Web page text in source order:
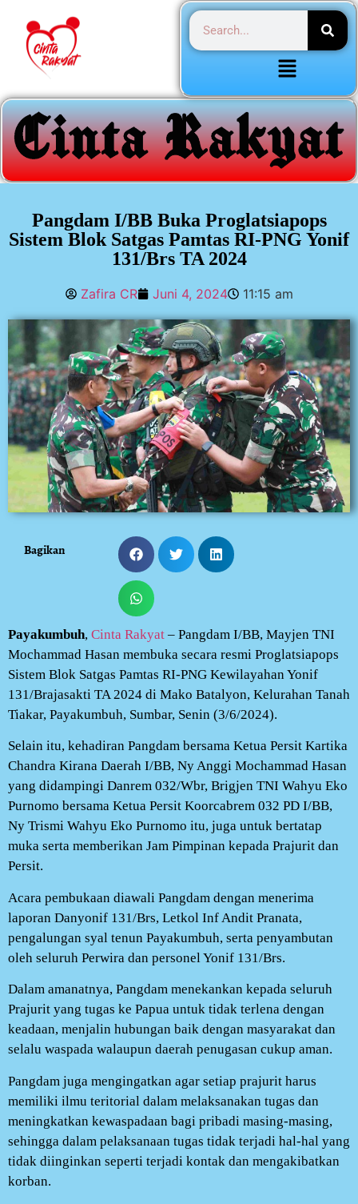
Pangdam I/BB Buka Proglatsiapops
Sistem Blok Satgas Pamtas RI-PNG Yonif
131/Brs TA 2024
Zafira CR Juni 4, 2024 11:15 am
Bagikan
Payakumbuh, Cinta Rakyat – Pangdam I/BB, Mayjen TNI
Mochammad Hasan membuka secara resmi Proglatsiapops
Sistem Blok Satgas Pamtas RI-PNG Kewilayahan Yonif
131/Brajasakti TA 2024 di Mako Batalyon, Kelurahan Tanah
Tiakar, Payakumbuh, Sumbar, Senin (3/6/2024).
Selain itu, kehadiran Pangdam bersama Ketua Persit Kartika
Chandra Kirana Daerah I/BB, Ny Anggi Mochammad Hasan
yang didampingi Danrem 032/Wbr, Brigjen TNI Wahyu Eko
Purnomo bersama Ketua Persit Koorcabrem 032 PD I/BB,
Ny Trismi Wahyu Eko Purnomo itu, juga untuk bertatap
muka serta memberikan Jam Pimpinan kepada Prajurit dan
Persit.
Acara pembukaan diawali Pangdam dengan menerima
laporan Danyonif 131/Brs, Letkol Inf Andit Pranata,
pengalungan syal tenun Payakumbuh, serta penyambutan
oleh seluruh Perwira dan personel Yonif 131/Brs.
Dalam amanatnya, Pangdam menekankan kepada seluruh
Prajurit yang tugas ke Papua untuk tidak terlena dengan
keadaan, menjalin hubungan baik dengan masyarakat dan
selalu waspada walaupun daerah penugasan cukup aman.
Pangdam juga mengingatkan agar setiap prajurit harus
memiliki ilmu teritorial dalam melaksanakan tugas dan
meningkatkan kewaspadaan bagi pribadi masing-masing,
sehingga dalam pelaksanaan tugas tidak terjadi hal-hal yang
tidak diinginkan seperti terjadi kontak dan mengakibatkan
korban.